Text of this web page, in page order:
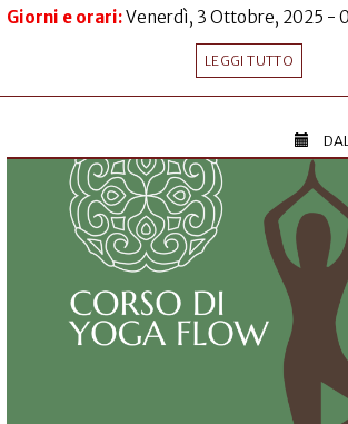
Giorni e orari:Venerdì, 3 Ottobre, 2025 -
LEGGI TUTTO